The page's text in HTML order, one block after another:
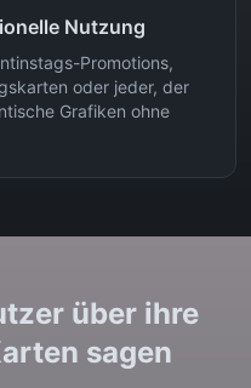
Nutzung
Promotions,
oder jeder, der
Grafiken ohne
über ihre
sagen